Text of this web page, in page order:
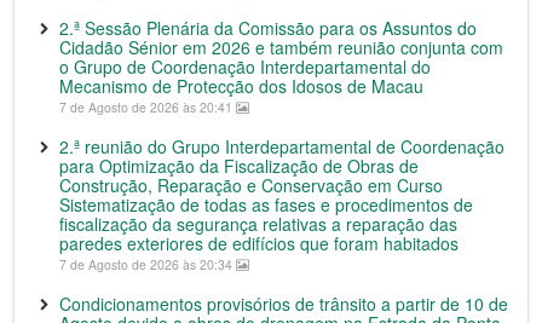
2.ª Sessão Plenária da Comissão para os Assuntos do
Cidadão Sénior em 2026 e também reunião conjunta com
o Grupo de Coordenação Interdepartamental do
Mecanismo de Protecção dos Idosos de Macau
7 de Agosto de 2026 às 20:41
2.ª reunião do Grupo Interdepartamental de Coordenação
para Optimização da Fiscalização de Obras de
Construção, Reparação e Conservação em Curso
Sistematização de todas as fases e procedimentos de
fiscalização da segurança relativas a reparação das
paredes exteriores de edifícios que foram habitados
7 de Agosto de 2026 às 20:34
Condicionamentos provisórios de trânsito a partir de 10 de